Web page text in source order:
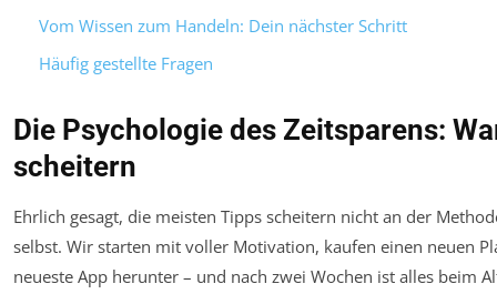
Vom Wissen zum Handeln: Dein nächster Schritt
Häufig gestellte Fragen
Die Psychologie des Zeitsparens:
scheitern
Ehrlich gesagt, die meisten Tipps scheitern nicht an der
selbst. Wir starten mit voller Motivation, kaufen einen neuen
neueste App herunter – und nach zwei Wochen ist alles beim